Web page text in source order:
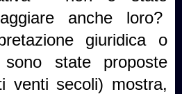
anche loro?
giuridica o
state proposte
venti secoli) mostra,